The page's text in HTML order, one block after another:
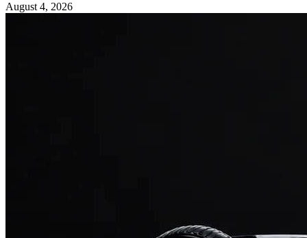
August 4, 2026